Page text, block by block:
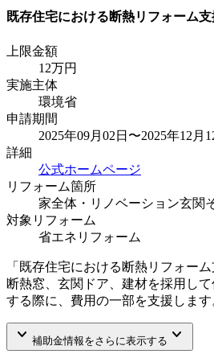
既存住宅における断熱リフォーム
上限金額
12万円
実施主体
環境省
申請期間
2025年09月02日〜2025年12月
詳細
公式ホームページ
リフォーム箇所
家全体・リノベーション玄関
対象リフォーム
省エネリフォーム
「既存住宅における断熱リフォー
断熱窓、玄関ドア、建材を採用し
する際に、費用の一部を支援します
keyboard_arrow_down 補助金情報をさらに表示する keyboard_arrow_down